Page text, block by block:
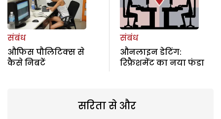
संबंध
औफिस पौलिटिक्स से
कैसे निबटें
संबंध
औनलाइन डेटिंग:
रिफ्रैशमेंट का नया फंडा
सरिता से और